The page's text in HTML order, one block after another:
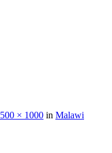
× 1000 in Malawi